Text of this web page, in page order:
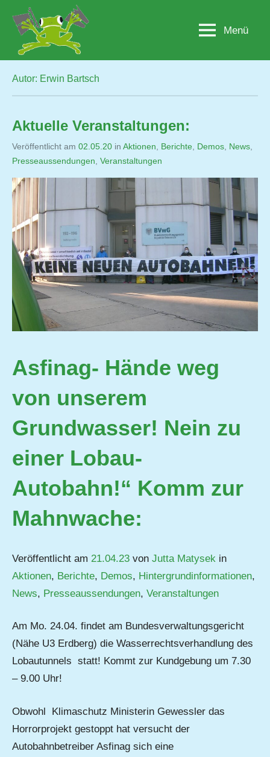
Inhalt
springenLobau.org
BürgerInitiative
"Rettet
die
Lobau
Beton"
Menü
Autor: Erwin Bartsch
Aktuelle Veranstaltungen:
Veröffentlicht am 02.05.20 von
Erwin
in Aktionen Berichte Demos News
Presseaussendungen Veranstaltungen
Asfinag- Hände weg
von unserem
Grundwasser! Nein zu
einer Lobau-
Autobahn!“ Komm zur
Mahnwache:
Veröffentlicht am 21.04.23 von Jutta Matysek in
Aktionen, Berichte, Demos, Hintergrundinformationen,
News, Presseaussendungen, Veranstaltungen
Am Mo. 24.04. findet am Bundesverwaltungsgericht
(Nähe U3 Erdberg) die Wasserrechtsverhandlung des
Lobautunnels statt! Kommt zur Kundgebung um 7.30
– 9.00 Uhr!
Obwohl Klimaschutz Ministerin Gewessler das
Horrorprojekt gestoppt hat versucht der
Autobahnbetreiber Asfinag sich eine